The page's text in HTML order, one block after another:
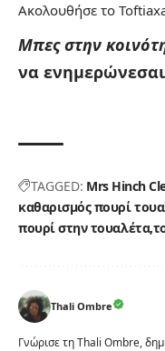
Ακολουθήσε το
Μπες στην
να
TAGGED: Mrs Hinch
καθαρισμός πουρί
πουρί στην τουαλέτα
Thali Ombre
Γνώρισε τη Thali Ombre,